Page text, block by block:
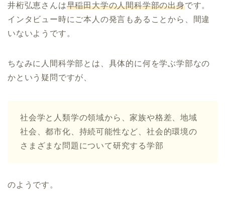
井桁弘恵さんは早稲田大学の人間科学部の出身です。
インタビュー時にご本人の発言もあることから、間違
いないようです。
ちなみに人間科学部とは、具体的に何を学ぶ学部なの
かという疑問ですが、
社会学と人類学の領域から、家族や格差、地域
社会、都市化、持続可能性など、社会的環境の
さまざまな問題について研究する学部
のようです。